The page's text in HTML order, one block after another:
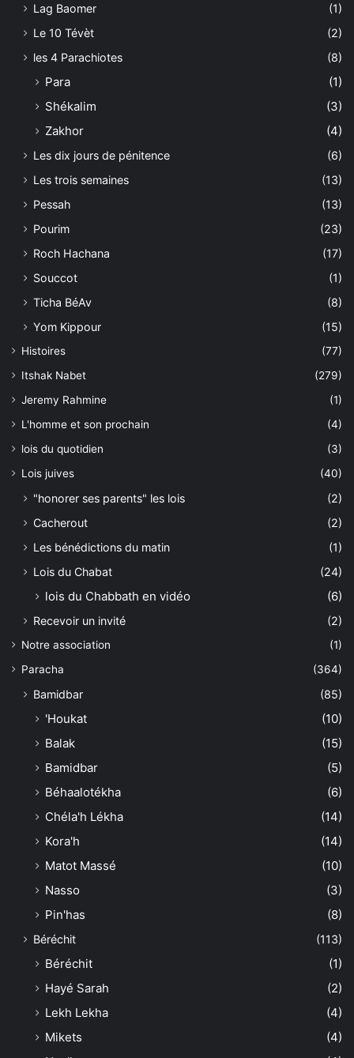
Lag Baomer
(1)
Le 10 Tévèt
(2)
les 4 Parachiotes
(8)
Para
(1)
Shékalim
(3)
Zakhor
(4)
Les dix jours de pénitence
(6)
Les trois semaines
(13)
Pessah
(13)
Pourim
(23)
Roch Hachana
(17)
Souccot
(1)
Ticha BéAv
(8)
Yom Kippour
(15)
Histoires
(77)
Itshak Nabet
(279)
Jeremy Rahmine
(1)
L'homme et son prochain
(4)
lois du quotidien
(3)
Lois juives
(40)
"honorer ses parents" les lois
(2)
Cacherout
(2)
Les bénédictions du matin
(1)
Lois du Chabat
(24)
lois du Chabbath en vidéo (6)
Recevoir un invité (2)
Notre association
(1)
Paracha
(364)
Bamidbar (85)
'Houkat
(10)
Balak
(15)
Bamidbar
(5)
Béhaalotékha
(6)
Chéla'h Lékha
(14)
Kora'h
(14)
Matot Massé
(10)
Nasso
(3)
Pin'has
(8)
Béréchit (113)
Béréchit
(1)
Hayé Sarah
(2)
Lekh Lekha
(4)
Mikets
(4)